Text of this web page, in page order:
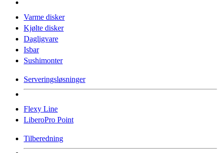
Varme disker
Kjølte disker
Dagligvare
Isbar
Sushimonter
Serveringsløsninger
Flexy Line
LiberoPro Point
Tilberedning